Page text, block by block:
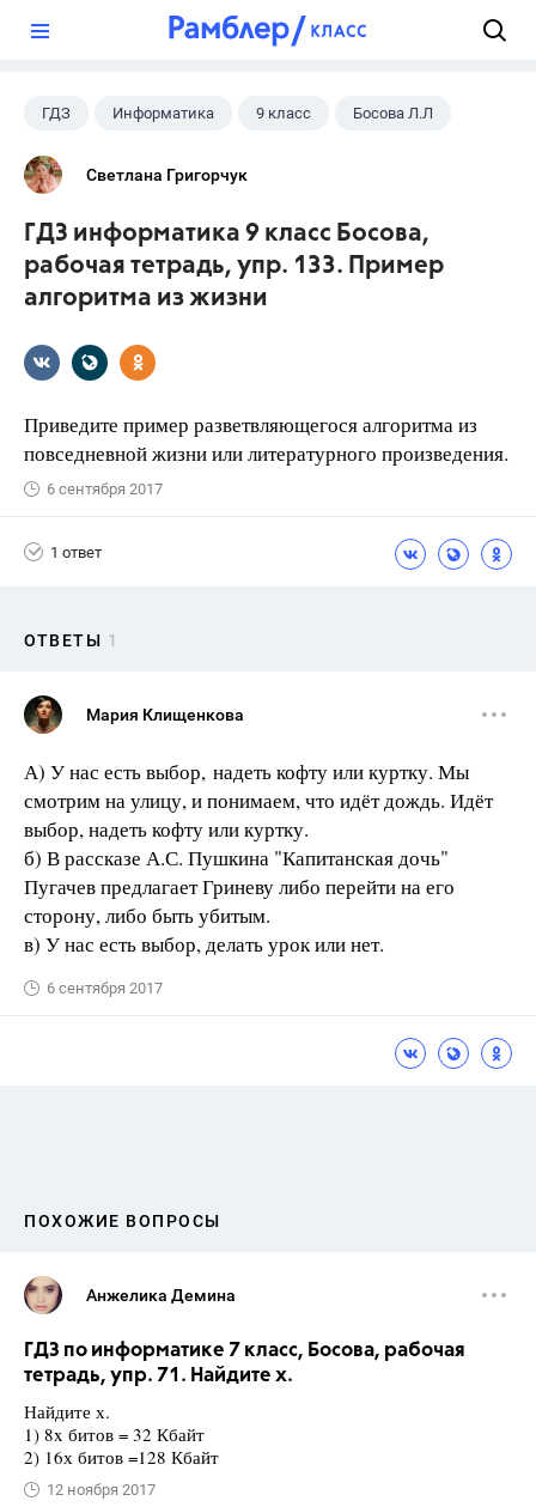
ГДЗ Информатика 9 класс Босова Л.Л
Светлана Григорчук
ГДЗ информатика 9 класс Босова,
рабочая тетрадь, упр. 133. Пример
алгоритма из жизни
Приведите пример разветвляющегося алгоритма из
повседневной жизни или литературного произведения.
6 сентября 2017
1 ответ
ОТВЕТЫ 1
Мария Клищенкова
А) У нас есть выбор, надеть кофту или куртку. Мы
смотрим на улицу, и понимаем, что идёт дождь. Идёт
выбор, надеть кофту или куртку.
б) В рассказе А.С. Пушкина "Капитанская дочь"
Пугачев предлагает Гриневу либо перейти на его
сторону, либо быть убитым.
в) У нас есть выбор, делать урок или нет.
6 сентября 2017
ПОХОЖИЕ ВОПРОСЫ
Анжелика Демина
ГДЗ по информатике 7 класс, Босова, рабочая
тетрадь, упр. 71. Найдите х.
Найдите х.
1) 8x битов = 32 Кбайт
2) 16х битов =128 Кбайт
12 ноября 2017